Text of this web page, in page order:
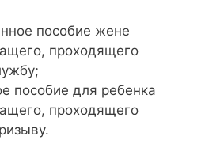
пособие жене
проходящего
пособие для ребенка
проходящего